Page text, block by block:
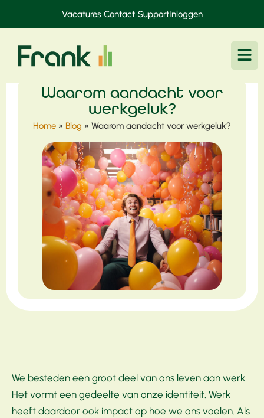
Vacatures Contact SupportInloggen
Waarom aandacht voor
werkgeluk?
Home » Blog » Waarom aandacht voor werkgeluk?
We besteden een groot deel van ons leven aan werk.
Het vormt een gedeelte van onze identiteit. Werk
heeft daardoor ook impact op hoe we ons voelen. Als